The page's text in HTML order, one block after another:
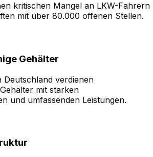
kritischen Mangel an LKW-Fahrern
mit über 80.000 offenen Stellen.
Gehälter
Deutschland verdienen
mit starken
und umfassenden Leistungen.